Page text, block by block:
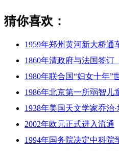
猜你喜欢：
1959年郑州黄河新大桥通
1860年清政府与法国签订
1980年联合国“妇女十年”
1986年北京第一所弱智儿
1938年美国天文学家乔治
2002年欧元正式进入流通
1994年国务院决定中科院